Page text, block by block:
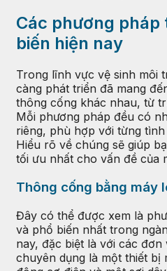
Các phương
biến hiện nay
Trong lĩnh vực vệ sinh môi
càng phát triển đã mang
thông cống khác nhau, từ
Mỗi phương pháp đều có
riêng, phù hợp với từng
Hiểu rõ về chúng sẽ giúp
tối ưu nhất cho vấn đề của
Thông cống bằng máy
Đây có thể được xem là
và phổ biến nhất trong
nay, đặc biệt là với các
chuyên dụng là một thiết bị